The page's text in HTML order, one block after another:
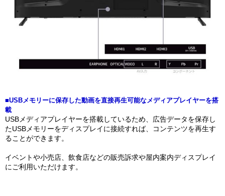
■USBメモリーに保存した動画を直接再生可能なメディアプレイヤーを搭
載
USBメディアプレイヤーを搭載しているため、広告データを保存し
たUSBメモリーをディスプレイに接続すれば、コンテンツを再生す
ることができます。
イベントや小売店、飲食店などの販売訴求や屋内案内ディスプレイ
にご利用いただけます。